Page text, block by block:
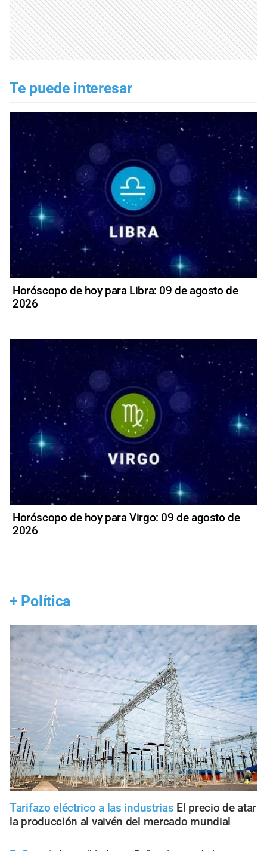
Te puede interesar
Horóscopo de hoy para Libra: 09 de agosto de
2026
Horóscopo de hoy para Virgo: 09 de agosto de
2026
+ Política
Tarifazo eléctrico a las industrias El precio de atar
la producción al vaivén del mercado mundial